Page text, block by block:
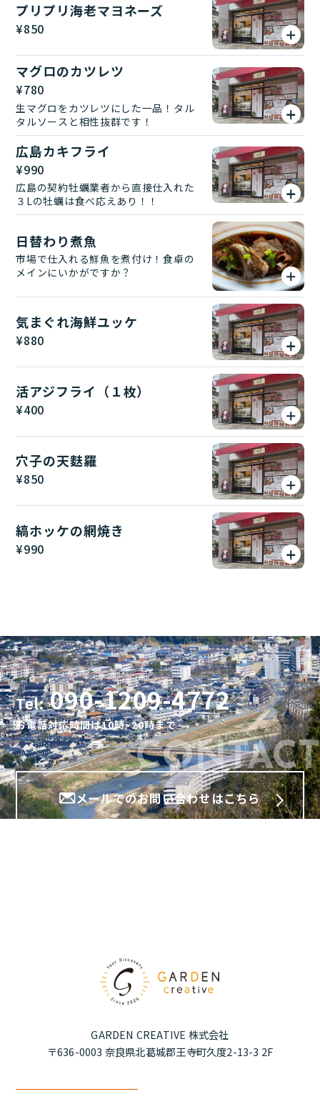
プリプリ海老マヨネーズ
¥850
マグロのカツレツ
¥780
生マグロをカツレツにした一品！タル
タルソースと相性抜群です！
広島カキフライ
¥990
広島の契約牡蠣業者から直接仕入れた
３Lの牡蠣は食べ応えあり！！
日替わり煮魚
市場で仕入れる鮮魚を煮付け！食卓の
メインにいかがですか？
気まぐれ海鮮ユッケ
¥880
活アジフライ（１枚）
¥400
穴子の天麩羅
¥850
縞ホッケの網焼き
¥990
CONTACT
Tel:090-1209-4772
お電話対応時間は10時~20時まで
メールでのお問い合わせはこちら
GARDEN CREATIVE 株式会社
〒636-0003 奈良県北葛城郡王寺町久度2-13-3 2F